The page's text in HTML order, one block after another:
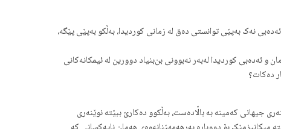
نەک به‌پێی توانستی ده‌ق له زمانی کوردیدا، بەڵکو به‌پێی پێگە،
و ئەدەبی کوردیدا له‌به‌ر نه‌بوونی بن‌بنیاد دوورین له ئیمکانه‌کانی
ده‌کات؟
جیهانی که‌مینه به باڵاده‌ست، بەڵکوو ده‌کارێ ببێته نوێنەری